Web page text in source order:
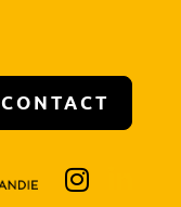
CONTACT